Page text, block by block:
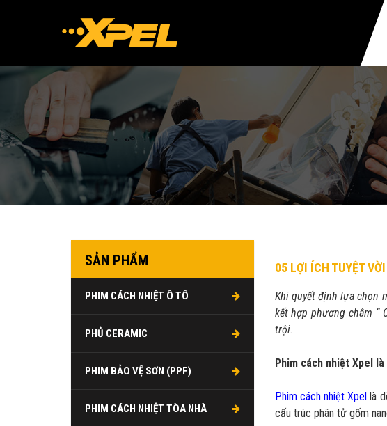
05 LỢI ÍCH TUYỆT
Khi quyết định lựa chọn
kết hợp phương châm “
trội.
Phim cách nhiệt Xpel là
Phim cách nhiệt Xpellà
cấu trúc phân tử gốm
SẢN PHẨM
PHIM CÁCH NHIỆT Ô TÔ
PHỦ CERAMIC
PHIM BẢO VỆ SƠN (PPF)
PHIM CÁCH NHIỆT TÒA NHÀ